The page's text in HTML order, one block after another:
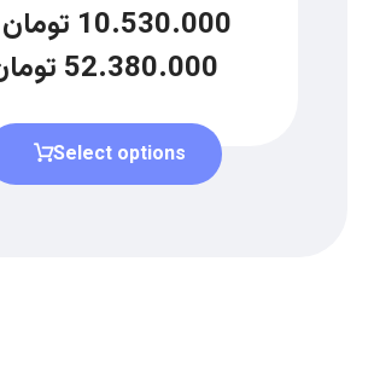
10.530.000 تومان
52.380.000
Select options